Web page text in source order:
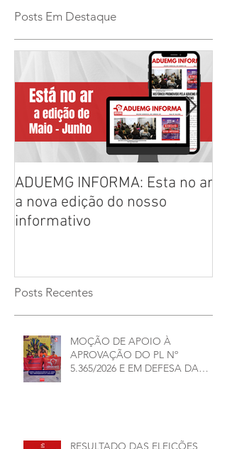
Posts Em Destaque
ADUEMG INFORMA: Esta no ar
a nova edição do nosso
informativo
Posts Recentes
MOÇÃO DE APOIO À
APROVAÇÃO DO PL Nº
5.365/2026 E EM DEFESA DA
RESULTADO DAS ELEIÇÕES